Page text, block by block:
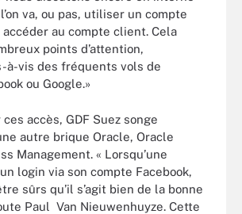
va, ou pas, utiliser un compte
accéder au compte client. Cela
points d’attention,
à-vis des fréquents vols de
ou Google.»
accès, GDF Suez songe
autre brique Oracle, Oracle
Management. « Lorsqu’une
login via son compte Facebook,
sûrs qu’il s’agit bien de la bonne
Paul Van Nieuwenhuyze. Cette